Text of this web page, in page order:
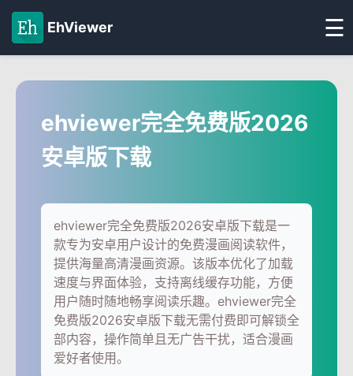
EhViewer ☰
ehviewer完全免费版2026
安卓版下载
ehviewer完全免费版2026安卓版下载是一
款专为安卓用户设计的免费漫画阅读软件，
提供海量高清漫画资源。该版本优化了加载
速度与界面体验，支持离线缓存功能，方便
用户随时随地畅享阅读乐趣。ehviewer完全
免费版2026安卓版下载无需付费即可解锁全
部内容，操作简单且无广告干扰，适合漫画
爱好者使用。